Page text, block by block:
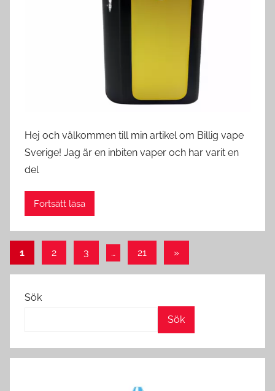
Hej och välkommen till min artikel om Billig vape
Sverige! Jag är en inbiten vaper och har varit en
del
Fortsätt läsa
Sidnumrering
för
inlägg
1 2 3 … 21
Nästa
»
Sök
Sök